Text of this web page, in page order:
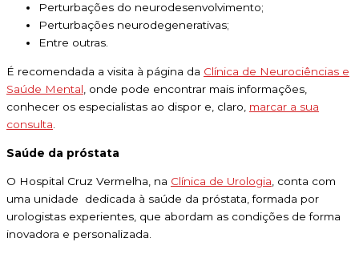
Perturbações do neurodesenvolvimento;
Perturbações neurodegenerativas;
Entre outras.
É recomendada a visita à página da Clínica de Neurociências e
Saúde Mental , onde pode encontrar mais informações,
conhecer os especialistas ao dispor e, claro, marcar a sua
consulta
Saúde da próstata
O Hospital Cruz Vermelha, na Clínica de Urologia, conta com
uma unidade dedicada à saúde da próstata, formada por
urologistas experientes, que abordam as condições de forma
inovadora e personalizada.